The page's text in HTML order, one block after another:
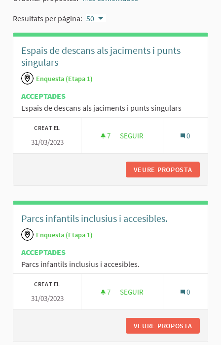
Resultats per pàgina: 50
Espais de descans als jaciments i punts
singulars
Enquesta (Etapa 1)
ACCEPTADES
Espais de descans als jaciments i punts singulars
CREAT EL
31/03/2023
7 7 SEGUIDORES
SEGUIR 0
VEURE PROPOSTA
Parcs infantils inclusius i accesibles.
Enquesta (Etapa 1)
ACCEPTADES
Parcs infantils inclusius i accesibles.
CREAT EL
31/03/2023
7 7 SEGUIDORES
SEGUIR 0
VEURE PROPOSTA